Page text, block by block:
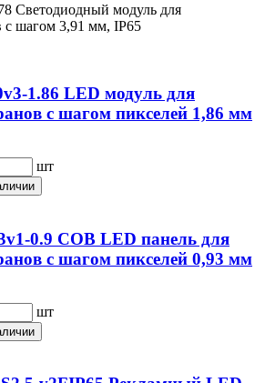
Светодиодный модуль для
с шагом 3,91 мм, IP65
1.86 LED модуль для
с шагом пикселей 1,86 мм
шт
0.9 COB LED панель для
с шагом пикселей 0,93 мм
шт